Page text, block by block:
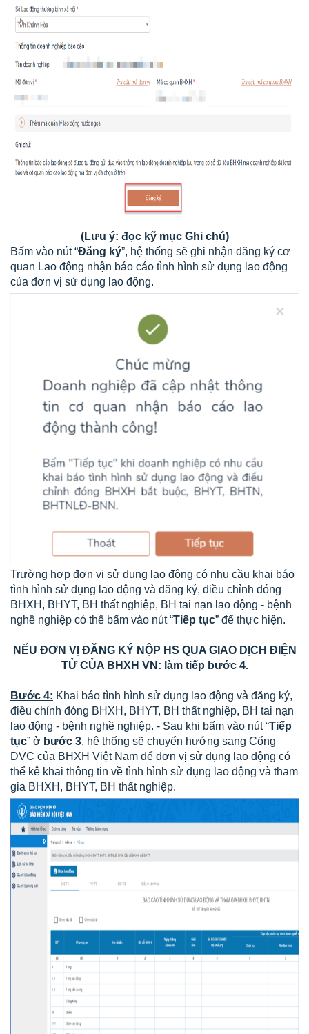
(Lưu ý: đọc kỹ mục Ghi chú)
Bấm vào nút “Đăng ký”, hệ thống sẽ ghi nhận đăng ký cơ
quan Lao động nhận báo cáo tình hình sử dụng lao động
của đơn vị sử dụng lao động.
Trường hợp đơn vị sử dụng lao động có nhu cầu khai báo
tình hình sử dụng lao động và đăng ký, điều chỉnh đóng
BHXH, BHYT, BH thất nghiệp, BH tai nạn lao động - bệnh
nghề nghiệp có thể bấm vào nút “Tiếp tục” để thực hiện.
NẾU ĐƠN VỊ ĐĂNG KÝ NỘP HS QUA GIAO DỊCH ĐIỆN
TỬ CỦA BHXH VN: làm tiếp bước 4.
Bước 4: Khai báo tình hình sử dụng lao động và đăng ký,
điều chỉnh đóng BHXH, BHYT, BH thất nghiệp, BH tai nạn
lao động - bệnh nghề nghiệp. - Sau khi bấm vào nút “Tiếp
tục” ở bước 3, hệ thống sẽ chuyển hướng sang Cổng
DVC của BHXH Việt Nam để đơn vị sử dụng lao động có
thể kê khai thông tin về tình hình sử dụng lao động và tham
gia BHXH, BHYT, BH thất nghiệp.